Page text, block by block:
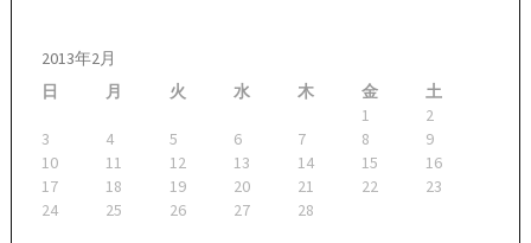
2013年2月
日
月 火 水 木 金
土
1
2
3
4 5 6 7 8
9
10
11 12 13 14 15
16
17
18 19 20 21 22
23
24
25 26 27 28